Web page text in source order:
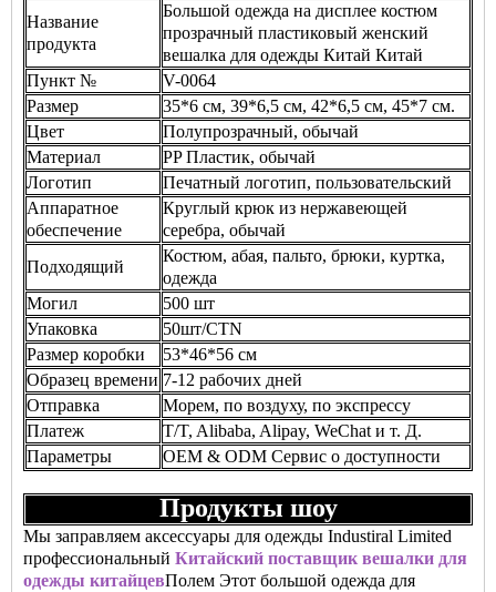
Название
продукта
Большой одежда на дисплее костюм
прозрачный пластиковый женский
вешалка для одежды Китай Китай
Пункт №
V-0064
Размер
35*6 см, 39*6,5 см, 42*6,5 см, 45*7 см.
Цвет
Полупрозрачный, обычай
Материал
PP Пластик, обычай
Логотип
Печатный логотип, пользовательский
Аппаратное
обеспечение
Круглый крюк из нержавеющей
серебра, обычай
Подходящий
Костюм, абая, пальто, брюки, куртка,
одежда
Могил
500 шт
Упаковка
50шт/CTN
Размер коробки
53*46*56 см
Образец времени 7-12 рабочих дней
Отправка
Морем, по воздуху, по экспрессу
Платеж
T/T, Alibaba, Alipay, WeChat и т. Д.
Параметры
OEM & ODM Сервис о доступности
Продукты шоу
Мы заправляем аксессуары для одежды Industiral Limited
профессиональный Китайский поставщик вешалки для
одежды китайцевПолем Этот большой одежда для